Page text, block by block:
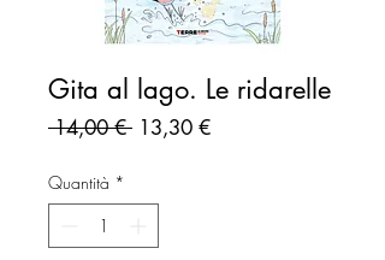
Gita al lago. Le ridarelle
14,00 € Prezzo
13,30 €Prezzo
Quantità *